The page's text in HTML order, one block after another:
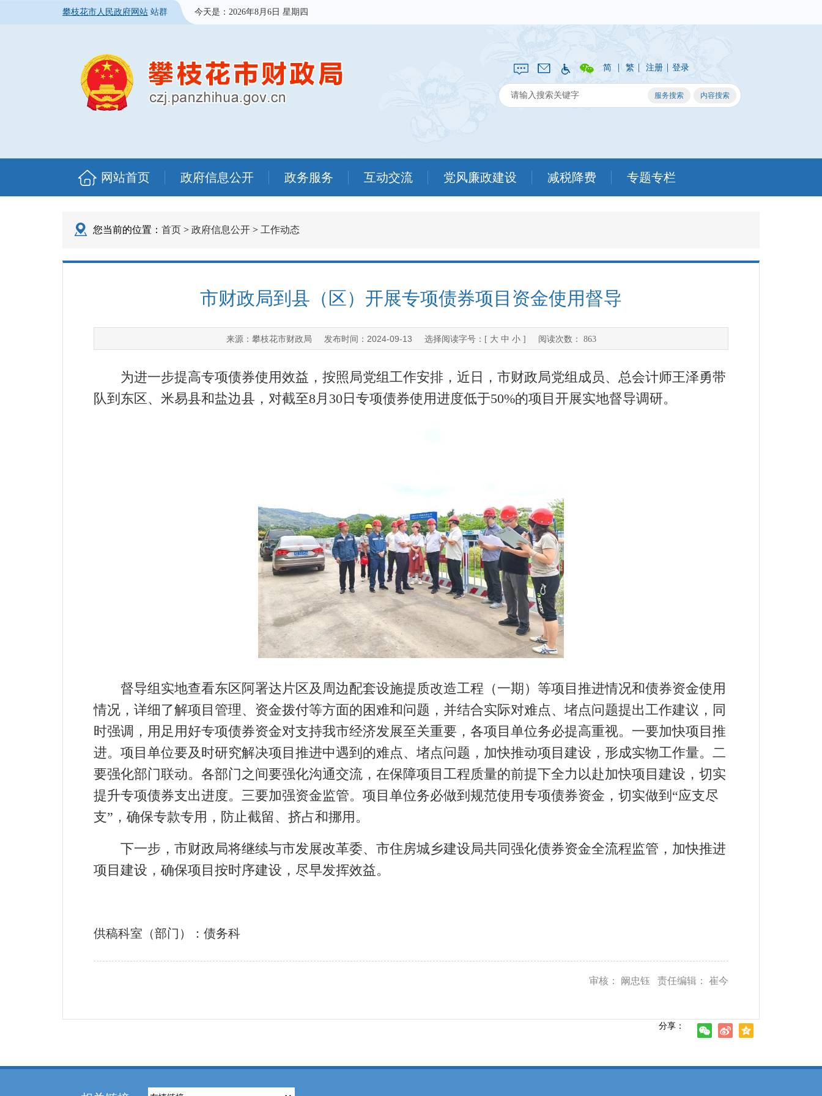
攀枝花市人民政府网站 站群 今天是： 2026年8月6日 星期四
简 | 繁 | 注册 | 登录
网站首页 政府信息公开 政务服务 互动交流 党风廉政建设 减税降费 专题专栏
您当前的位置： 首页 > 政府信息公开 > 工作动态
市财政局到县（区）开展专项债券项目资金使用督导
来源： 攀枝花市财政局 发布时间： 2024-09-13 选择阅读字号：[ 大 中 小] 阅读次数： 863
为进一步提高专项债券使用效益，按照局党组工作安排，近日，市财政局党组成员、总会计师王泽勇带
队到东区、米易县和盐边县，对截至8月30日专项债券使用进度低于50%的项目开展实地督导调研。
督导组实地查看东区阿署达片区及周边配套设施提质改造工程（一期）等项目推进情况和债券资金使用
情况，详细了解项目管理、资金拨付等方面的困难和问题，并结合实际对难点、堵点问题提出工作建议，同
时强调，用足用好专项债券资金对支持我市经济发展至关重要，各项目单位务必提高重视。一要加快项目推
进。项目单位要及时研究解决项目推进中遇到的难点、堵点问题，加快推动项目建设，形成实物工作量。二
要强化部门联动。各部门之间要强化沟通交流，在保障项目工程质量的前提下全力以赴加快项目建设，切实
提升专项债券支出进度。三要加强资金监管。项目单位务必做到规范使用专项债券资金，切实做到“应支尽
支”，确保专款专用，防止截留、挤占和挪用。
下一步，市财政局将继续与市发展改革委、市住房城乡建设局共同强化债券资金全流程监管，加快推进
项目建设，确保项目按时序建设，尽早发挥效益。
供稿科室（部门）：债务科
审核： 阚忠钰 责任编辑： 崔今
分享：